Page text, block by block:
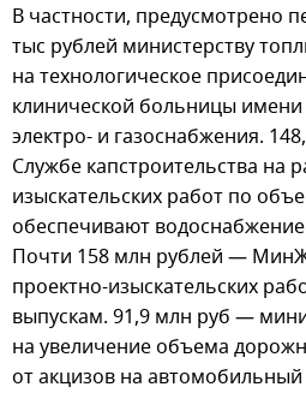
В частности, предусмотрено
тыс рублей министерству
на технологическое
клинической больницы
электро- и газоснабжения.
Службе капстроительства на
изыскательских работ по
обеспечивают
Почти 158 млн рублей —
проектно-изыскательских
выпускам. 91,9 млн руб —
на увеличение объема
от акцизов на